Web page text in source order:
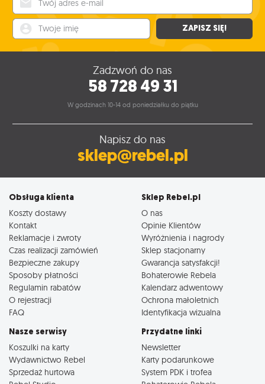
ZAPISZ SIĘ!
Zadzwoń do nas
58 728 49 31
W godzinach 10-14 od poniedziałku do piątku
Napisz do nas
sklep@rebel.pl
Obsługa klienta
Koszty dostawy
Kontakt
Reklamacje i zwroty
Czas realizacji zamówień
Bezpieczne zakupy
Sposoby płatności
Regulamin rabatów
O rejestracji
FAQ
Sklep Rebel.pl
O nas
Opinie Klientów
Wyróżnienia i nagrody
Sklep stacjonarny
Gwarancja satysfakcji!
Bohaterowie Rebela
Kalendarz adwentowy
Ochrona małoletnich
Identyfikacja wizualna
Nasze serwisy
Koszulki na karty
Wydawnictwo Rebel
Sprzedaż hurtowa
Przydatne linki
Newsletter
Karty podarunkowe
System PDK i trofea